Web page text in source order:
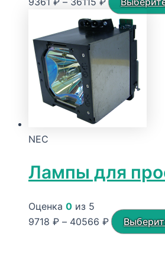
цен:
9361 ₽
36115 ₽
NEC
Лампы для
Оценка 0 из 5
9718 ₽ – 40566 ₽Диапазон
цен: